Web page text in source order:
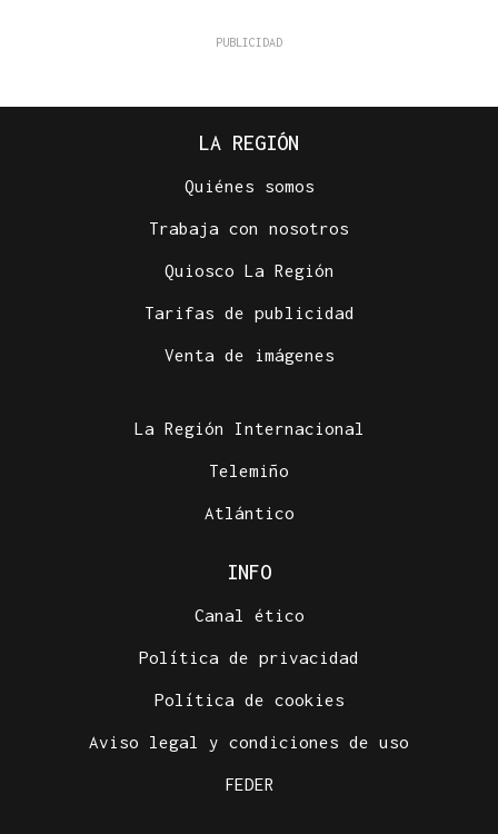
LA REGIÓN
Quiénes somos
Trabaja con nosotros
Quiosco La Región
Tarifas de publicidad
Venta de imágenes
La Región Internacional
Telemiño
Atlántico
INFO
Canal ético
Política de privacidad
Política de cookies
Aviso legal y condiciones de uso
FEDER